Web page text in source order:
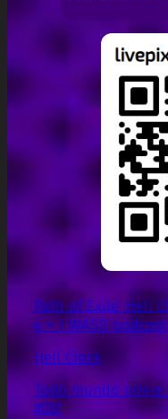
Path of Exile, Hell
e + | WASD podcast
Hell Clock
Todo mundo odeia
#081